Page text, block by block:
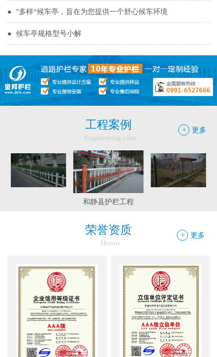
● "多样“候车亭，旨在为您提供一个舒心候车环境
● 候车亭规格型号小解
+ 更多
工程案例
Engineering case
和静县护栏工程
+ 更多
荣誉资质
Honor
边框护栏网：新疆金邦伟业以匠心铸...
球场围栏网：守护运动安全的“隐形...
新疆金邦伟业：方管铁艺护栏——安...
新疆金邦伟业道路隔离栅：以创新工...
钢板网：城市基建与工业领域的“金...
框架网护栏：安全防护与城市美学的...